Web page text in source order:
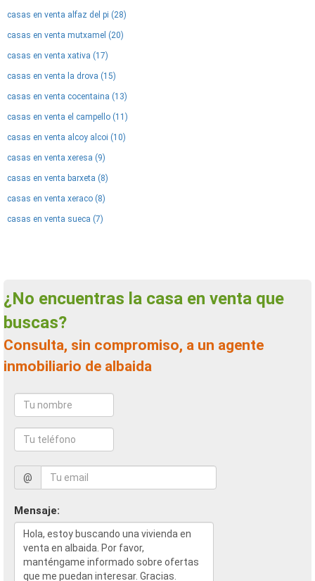
casas en venta alfaz del pi (28)
casas en venta mutxamel (20)
casas en venta xativa (17)
casas en venta la drova (15)
casas en venta cocentaina (13)
casas en venta el campello (11)
casas en venta alcoy alcoi (10)
casas en venta xeresa (9)
casas en venta barxeta (8)
casas en venta xeraco (8)
casas en venta sueca (7)
¿No encuentras la casa en venta que
buscas?
Consulta, sin compromiso, a un agente
inmobiliario de albaida
@
Mensaje: